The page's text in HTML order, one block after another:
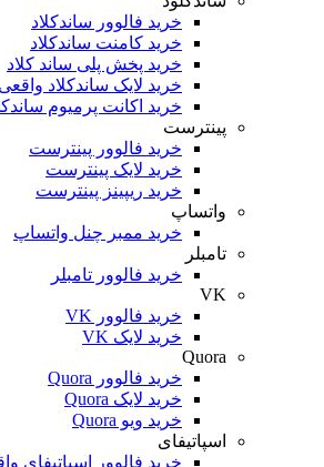
خرید فالوور ساندکلاد
خرید کامنت ساندکلاد
خرید پخش پلی ساند کلاد
خرید لایک ساندکلاد واقعی
خرید اکانت پرمیوم ساندکلود
پینترست
خرید فالوور پینترست
خرید لایک پینترست
خرید ریپینز پینترست
واتساپ
خرید ممبر چنل واتساپ
خرید فالوور تامبلر
خرید فالوور VK
خرید لایک VK
خرید فالوور Quora
خرید لایک Quora
خرید ویو Quora
اسپاتیفای
خرید فالوور اسپاتیفای واقعی